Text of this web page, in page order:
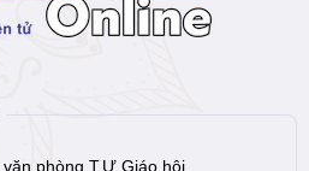
phòng T.Ư Giáo hội